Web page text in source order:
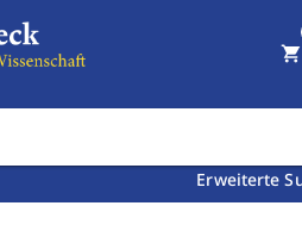
Erweiterte
shopping_cart